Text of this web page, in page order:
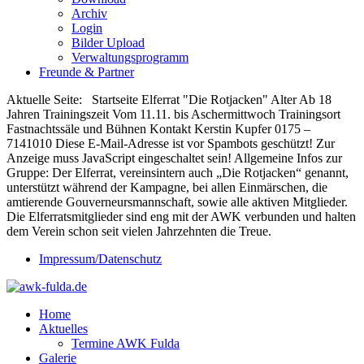
Archiv
Login
Bilder Upload
Verwaltungsprogramm
Freunde & Partner
Aktuelle Seite: Startseite Elferrat "Die Rotjacken" Alter Ab 18
Jahren Trainingszeit Vom 11.11. bis Aschermittwoch Trainingsort
Fastnachtssäle und Bühnen Kontakt Kerstin Kupfer 0175 –
7141010 Diese E-Mail-Adresse ist vor Spambots geschützt! Zur
Anzeige muss JavaScript eingeschaltet sein! Allgemeine Infos zur
Gruppe: Der Elferrat, vereinsintern auch „Die Rotjacken“ genannt,
unterstützt während der Kampagne, bei allen Einmärschen, die
amtierende Gouverneursmannschaft, sowie alle aktiven Mitglieder.
Die Elferratsmitglieder sind eng mit der AWK verbunden und halten
dem Verein schon seit vielen Jahrzehnten die Treue.
Impressum/Datenschutz
Home
Aktuelles
Termine AWK Fulda
Galerie